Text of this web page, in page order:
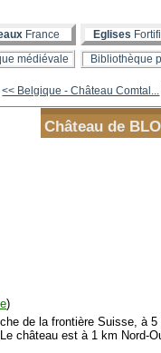
France Eglises
médiévale Bibliothèque
<< Belgique - Château Comtal...
Château de
)
de la frontière Suisse, à
château est à 1 km Nord-